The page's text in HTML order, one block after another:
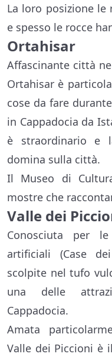
La loro posizione
e spesso le rocce
Ortahisar
Affascinante città
Ortahisar è
cose da fare
in Cappadocia da
è straordinario e
domina sulla città.
Il Museo di
mostre che
Valle dei
Conosciuta per
artificiali (Case
scolpite nel tufo
una delle
Cappadocia.
Amata
Valle dei Piccioni è